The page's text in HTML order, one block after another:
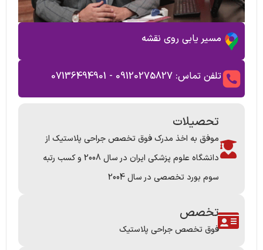
مسیر یابی روی نقشه
تلفن تماس: 09120275827 - 07136494901
تحصیلات
موفق به اخذ مدرک فوق تخصص جراحی پلاستیک از
دانشگاه علوم پزشکی ایران در سال 2008 و کسب رتبه
سوم بورد تخصصی در سال 2004
تخصص
فوق تخصص جراحی پلاستیک